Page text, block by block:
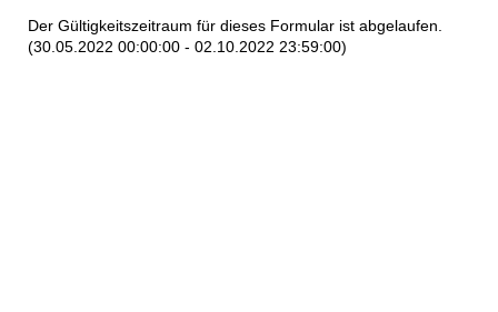
Der Gültigkeitszeitraum für dieses Formular ist abgelaufen.
(30.05.2022 00:00:00 - 02.10.2022 23:59:00)